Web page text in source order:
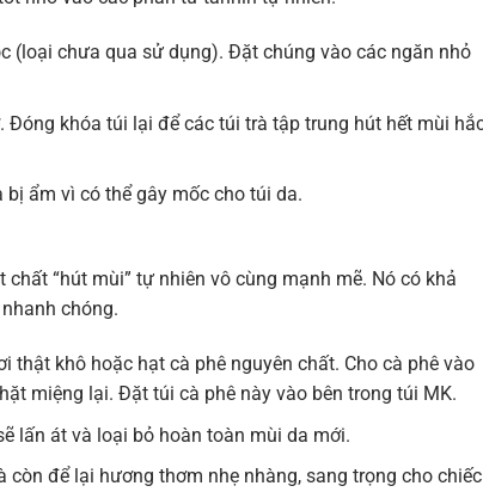
(loại chưa qua sử dụng). Đặt chúng vào các ngăn nhỏ
khóa túi lại để các túi trà tập trung hút hết mùi
ẩm vì có thể gây mốc cho túi da.
“hút mùi” tự nhiên vô cùng mạnh mẽ. Nó có khả
chóng.
thật khô hoặc hạt cà phê nguyên chất. Cho cà phê vào
miệng lại. Đặt túi cà phê này vào bên trong túi MK.
lấn át và loại bỏ hoàn toàn mùi da mới.
để lại hương thơm nhẹ nhàng, sang trọng cho chiếc